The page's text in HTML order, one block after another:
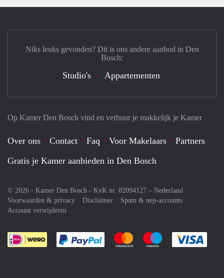
Op Kamer Den Bosch vind en verhuur je makkelijk je Kamer
Over ons Contact Faq Voor Makelaars
Partners
Gratis je Kamer aanbieden in Den Bosch
© 2026 - Kamer Den Bosch - KvK nr. 02094127 – Nederland
Voorwaarden & privacy
Disclaimer
Spam & nep-accounts
Account verwijderen
Je rekent gemakkelijk af met Paypal
Je rekent gemakkelijk af met
Je rekent
Niks leuks gevonden? Dit is ons andere aanbod in Den
Bosch:
Studio's Appartementen